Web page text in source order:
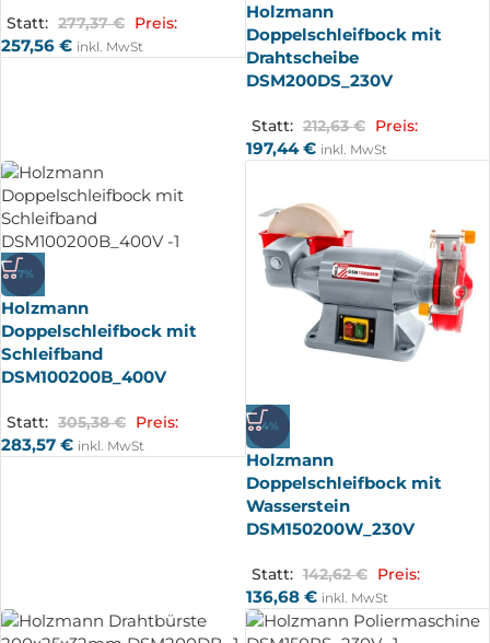
Statt: 277,37€ Preis:
257,56 € inkl. MwSt
Holzmann
Doppelschleifbock mit
Drahtscheibe
DSM200DS_230V
Statt: 212,63€ Preis:
197,44€ inkl. MwSt
-7%
Holzmann
Doppelschleifbock mit
Schleifband
DSM100200B_400V
Statt: 305,38€ Preis:
283,57 € inkl. MwSt
-4%
Holzmann
Doppelschleifbock mit
Wasserstein
DSM150200W_230V
Statt: 142,62€ Preis:
136,68 € inkl. MwSt